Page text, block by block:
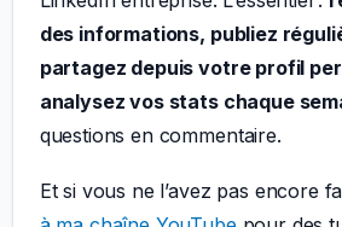
des informations, publiez
partagez depuis votre profil
analysez vos stats chaque
questions en commentaire.
Et si vous ne l’avez pas encore